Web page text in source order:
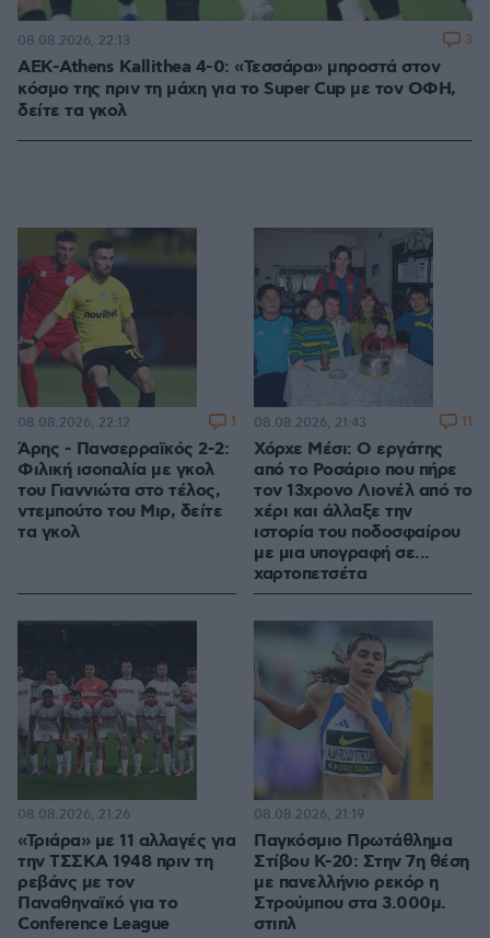
ΑΕΚ-Athens Kallithea 4-0: «Τεσσάρα» μπροστά στον
κόσμο της πριν τη μάχη για το Super Cup με τον ΟΦΗ,
δείτε τα γκολ
08.08.2026, 22:13 3
Άρης - Πανσερραϊκός 2-2:
Φιλική ισοπαλία με γκολ
του Γιαννιώτα στο τέλος,
ντεμπούτο του Μιρ, δείτε
τα γκολ
08.08.2026, 22:12 1
Χόρχε Μέσι: Ο εργάτης
από το Ροσάριο που πήρε
τον 13χρονο Λιονέλ από το
χέρι και άλλαξε την
ιστορία του ποδοσφαίρου
με μια υπογραφή σε...
χαρτοπετσέτα
08.08.2026, 21:43 11
«Τριάρα» με 11 αλλαγές για
την ΤΣΣΚΑ 1948 πριν τη
ρεβάνς με τον
Παναθηναϊκό για το
Conference League
08.08.2026, 21:26
Παγκόσμιο Πρωτάθλημα
Στίβου Κ-20: Στην 7η θέση
με πανελλήνιο ρεκόρ η
Στρούμπου στα 3.000μ.
στιπλ
08.08.2026, 21:19